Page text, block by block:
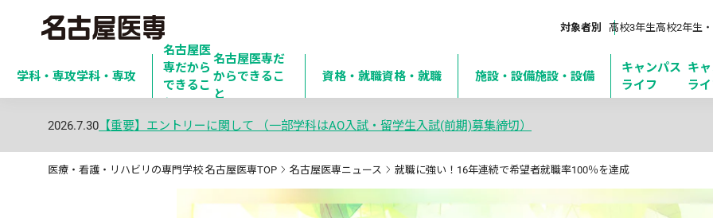
対象者別 高校3年生高校2年生
学科・専攻学科・専攻
名古屋医
専だから
できるこ
と
名古屋医専だ
からできるこ
と
資格・就職資格・就職 施設・設備施設・設備
キャンパス
ライフ
キ
ラ
2026.7.30 【重要】エントリーに関して （一部学科はAO入試・留学生入試(前期)募集締切）
医療・看護・リハビリの専門学校 名古屋医専TOP 名古屋医専ニュース 就職に強い！16年連続で希望者就職率100％を達成